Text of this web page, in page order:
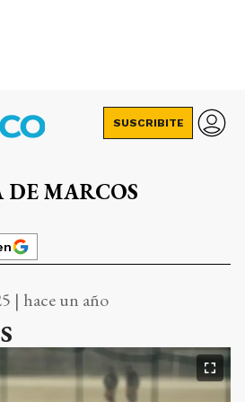
SUSCRIBITE
MARCOS
| hace un año